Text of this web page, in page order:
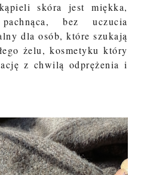
skóra jest miękka,
bez uczucia
dla osób, które szukają
żelu, kosmetyku który
z chwilą odprężenia i